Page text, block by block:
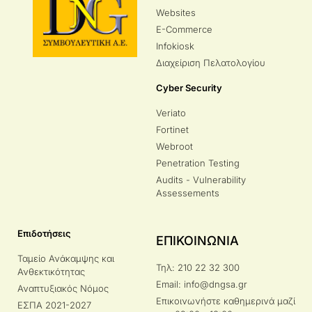
Websites
E-Commerce
Infokiosk
Διαχείριση Πελατολογίου
Cyber Security
Veriato
Fortinet
Webroot
Penetration Testing
Audits - Vulnerability
Assessements
Επιδοτήσεις
Ταμείο Ανάκαμψης και
Ανθεκτικότητας
Αναπτυξιακός Νόμος
ΕΣΠΑ 2021-2027
ΕΠΙΚΟΙΝΩΝΙΑ
Τηλ: 210 22 32 300
Email: info@dngsa.gr
Επικοινωνήστε καθημερινά μαζί